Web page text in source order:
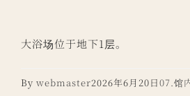
大浴场位于地下1层。
By webmaster2026年6月20日07.馆